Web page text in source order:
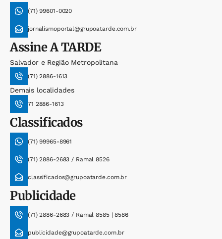
(71) 99601-0020
jornalismoportal@grupoatarde.com.br
AssineA TARDE
Salvador e Região Metropolitana
(71) 2886-1613
Demais localidades
71 2886-1613
Classificados
(71) 99965-8961
(71) 2886-2683 / Ramal 8526
classificados@grupoatarde.com.br
Publicidade
(71) 2886-2683 / Ramal 8585 | 8586
publicidade@grupoatarde.com.br